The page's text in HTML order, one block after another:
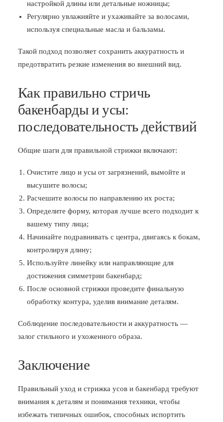
настройкой длины или детальные ножницы;
Регулярно увлажняйте и ухаживайте за волосами,
используя специальные масла и бальзамы.
Такой подход позволяет сохранить аккуратность и
предотвратить резкие изменения во внешний вид.
Как правильно стричь
бакенбарды и усы:
последовательность действий
Общие шаги для правильной стрижки включают:
Очистите лицо и усы от загрязнений, вымойте и
высушите волосы;
Расчешите волосы по направлению их роста;
Определите форму, которая лучше всего подходит к
вашему типу лица;
Начинайте подравнивать с центра, двигаясь к бокам,
контролируя длину;
Используйте линейку или направляющие для
достижения симметрии бакенбард;
После основной стрижки проведите финальную
обработку контура, уделив внимание деталям.
Соблюдение последовательности и аккуратность —
залог стильного и ухоженного образа.
Заключение
Правильный уход и стрижка усов и бакенбард требуют
внимания к деталям и понимания техники, чтобы
избежать типичных ошибок, способных испортить